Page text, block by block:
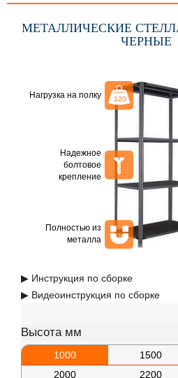
МЕТАЛЛИЧЕСКИЕ
ЧЕРНЫЕ
Нагрузка на полку
Надежное
болтовое
крепление
Полностью из
металла
▶ Инструкция по сборке
▶ Видеоинструкция по сборке
Высота мм
1000 1500
2000
2200